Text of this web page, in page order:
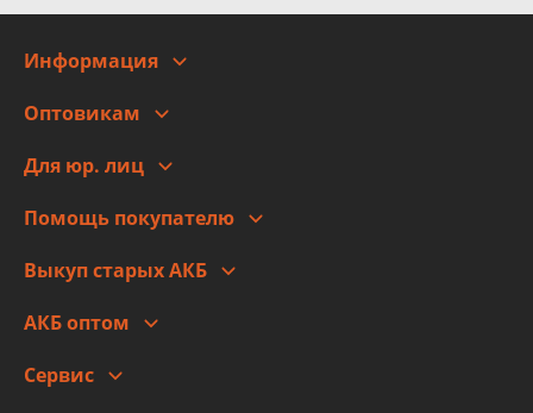
Информация
Адреса
Новости
Правовая информация
Оптовикам
Для юр. лиц
Помощь покупателю
Оплата
Гарантии и возврат
Выкуп старых АКБ
АКБ оптом
Сервис